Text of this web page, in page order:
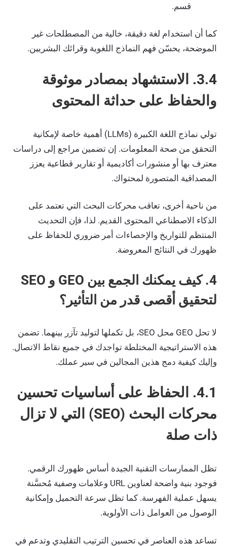
قسم.
كما أن استخدام لغة دقيقة، خالية من المصطلحات غير
الموضحة، يحسّن فهم النماذج اللغوية وقرائك البشريين.
3.4. الاستشهاد بمصادر موثوقة
والحفاظ على حداثة المحتوى
تولي نماذج اللغة الكبيرة (LLMs) أهمية خاصة لإمكانية
التحقق من صحة المعلومات. إن تضمين مراجع إلى دراسات
معترف بها أو منشورات أكاديمية أو تقارير قطاعية يعزز
المصداقية المتصورة لمحتواك.
من ناحية أخرى، تعاقب محركات البحث التي تعتمد على
الذكاء الاصطناعي المحتوى القديم. لذا، فإن التحديث
المنتظم للتواريخ والإحصاءات أمر ضروري للحفاظ على
ظهورك في النتائج المعروضة.
4. كيف يمكنك الجمع بين GEO و SEO
لتحقيق أقصى قدر من التأثير؟
لا تحل GEO محل SEO، بل تكملها لتوليد تآزر بينهما. تضمن
هذه الاستراتيجية المختلطة تواجدك في جميع نقاط الاتصال.
وإليك كيفية دمج هذين المجالين في سير عملك.
4.1. الحفاظ على أساسيات تحسين
محركات البحث (SEO) التي لا تزال
ذات صلة
تظل الممارسات التقنية الجيدة أساس ظهورك الرقمي.
فوجود بنية واضحة لعناوين URL وعلامات وصفية مُحسَّنة
يسهل عملية الفهرسة. كما تظل سرعة التحميل وإمكانية
الوصول من العوامل ذات الأولوية.
تساعد هذه العناصر في تحسين الترتيب التقليدي وتدعم في